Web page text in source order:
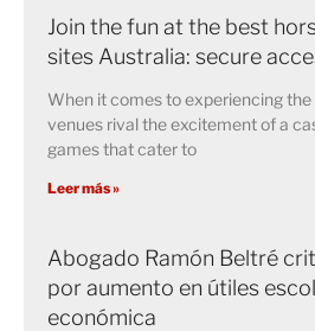
Join the fun at the best
sites Australia: secure
When it comes to experiencing
venues rival the excitement of a
games that cater to
Leer más »
Abogado Ramón Beltré
por aumento en útiles
económica